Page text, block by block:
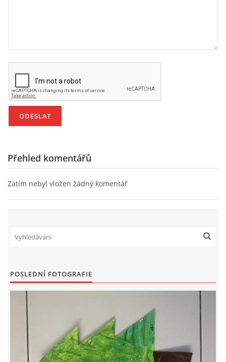
VÝTVARNÉ AKTIVITY - LÉTO
VÝTVARNÉ AKTIVITY - PODZIM
POHYBOVÉ AKTIVITY NA TÉMA JARO
PÍSNĚ K TÉMATU LÉTO
BÁSNĚ K TÉMATU LÉTO
Přehled komentářů
Zatím nebyl vložen žádný komentář
POSLEDNÍ FOTOGRAFIE